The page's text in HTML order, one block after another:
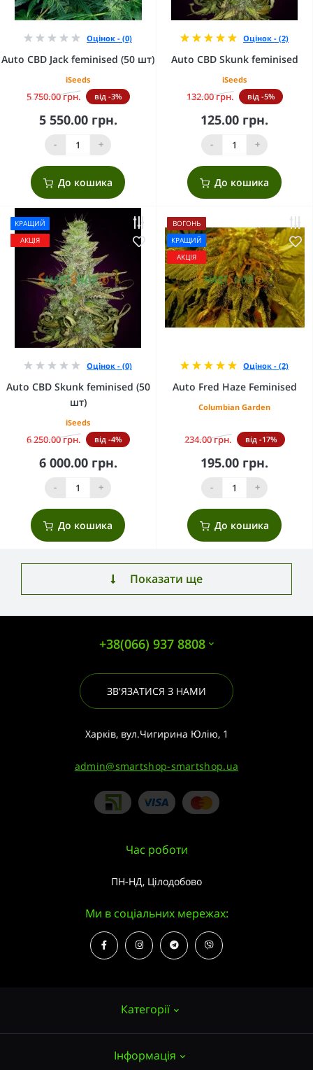
Оцінок - (0)
Auto CBD Jack feminised (50 шт)
iSeeds
5 750.00 грн. від -3%
5 550.00 грн.
- +
До кошика
Оцінок - (2)
Auto CBD Skunk feminised
iSeeds
132.00 грн. від -5%
125.00 грн.
- +
До кошика
КРАЩИЙ
АКЦІЯ
Оцінок - (0)
Auto CBD Skunk feminised (50
шт)
iSeeds
6 250.00 грн. від -4%
6 000.00 грн.
- +
До кошика
ВОГОНЬ
КРАЩИЙ
АКЦІЯ
Оцінок - (2)
Auto Fred Haze Feminised
Columbian Garden
234.00 грн. від -17%
195.00 грн.
- +
До кошика
Показати ще
+38(066) 937 8808
ЗВ'ЯЗАТИСЯ З НАМИ
Харків, вул.Чигирина Юлію, 1
admin@smartshop-smartshop.ua
Категорії
Інформація
Час роботи
ПН-НД, Цілодобово
Ми в соціальних мережах: